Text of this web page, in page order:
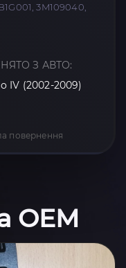
3M109040,
З АВТО:
IV (2002-2009)
повернення
OEM